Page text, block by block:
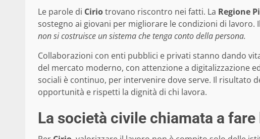
Le parole di Ciriotrovano riscontro nei fatti. La Regione
sostegno ai giovani per migliorare le condizioni di lavoro.
non si costruisce un sistema che tenga conto della persona.
Collaborazioni con enti pubblici e privati stanno dando
del mercato moderno, con attenzione a digitalizzazione
sociali è continuo, per intervenire dove serve. Il risultato
opportunità e rispetti la dignità di chi lavora.
La società civile chiamata a fare